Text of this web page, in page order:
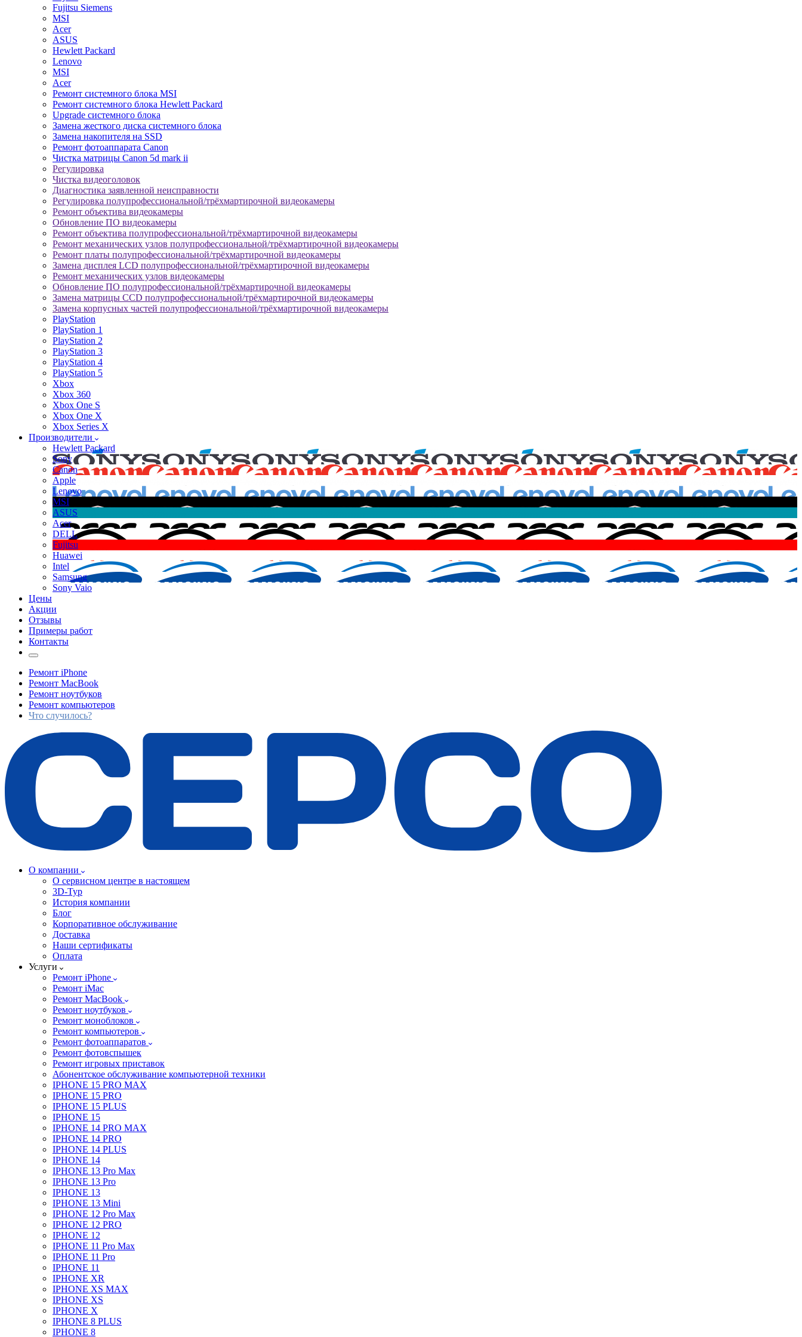
Fujitsu Siemens
MSI
Acer
ASUS
Hewlett Packard
Lenovo
MSI
Acer
Ремонт системного блока MSI
Ремонт системного блока Hewlett Packard
Upgrade системного блока
Замена жесткого диска системного блока
Замена накопителя на SSD
Ремонт фотоаппарата Canon
Чистка матрицы Canon 5d mark ii
Регулировка
Чистка видеоголовок
Диагностика заявленной неисправности
Регулировка полупрофессиональной/трёхмартирочной видеокамеры
Ремонт объектива видеокамеры
Обновление ПО видеокамеры
Ремонт объектива полупрофессиональной/трёхмартирочной видеокамеры
Ремонт механических узлов полупрофессиональной/трёхмартирочной видеокамеры
Ремонт платы полупрофессиональной/трёхмартирочной видеокамеры
Замена дисплея LCD полупрофессиональной/трёхмартирочной видеокамеры
Ремонт механических узлов видеокамеры
Обновление ПО полупрофессиональной/трёхмартирочной видеокамеры
Замена матрицы CCD полупрофессиональной/трёхмартирочной видеокамеры
Замена корпусных частей полупрофессиональной/трёхмартирочной видеокамеры
PlayStation
PlayStation 1
PlayStation 2
PlayStation 3
PlayStation 4
PlayStation 5
Xbox
Xbox 360
Xbox One S
Xbox One X
Xbox Series X
Производители
Hewlett Packard
Sony
Canon
Apple
Lenovo
MSI
ASUS
Acer
DELL
Fujitsu
Huawei
Intel
Samsung
Sony Vaio
Цены
Акции
Отзывы
Примеры работ
Контакты
Ремонт iPhone
Ремонт MacBook
Ремонт ноутбуков
Ремонт компьютеров
Что случилось?
О компании
О сервисном центре в настоящем
3D-Тур
История компании
Блог
Корпоративное обслуживание
Доставка
Наши сертификаты
Оплата
Услуги
Ремонт iPhone
Ремонт iMac
Ремонт MacBook
Ремонт ноутбуков
Ремонт моноблоков
Ремонт компьютеров
Ремонт фотоаппаратов
Ремонт фотовспышек
Ремонт игровых приставок
Абонентское обслуживание компьютерной техники
IPHONE 15 PRO MAX
IPHONE 15 PRO
IPHONE 15 PLUS
IPHONE 15
IPHONE 14 PRO MAX
IPHONE 14 PRO
IPHONE 14 PLUS
IPHONE 14
IPHONE 13 Pro Max
IPHONE 13 Pro
IPHONE 13
IPHONE 13 Mini
IPHONE 12 Pro Max
IPHONE 12 PRO
IPHONE 12
IPHONE 11 Pro Max
IPHONE 11 Pro
IPHONE 11
IPHONE XR
IPHONE XS MAX
IPHONE XS
IPHONE X
IPHONE 8 PLUS
IPHONE 8